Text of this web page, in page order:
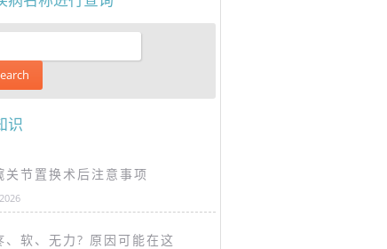
识
关节置换术后注意事项
、软、无力? 原因可能在这